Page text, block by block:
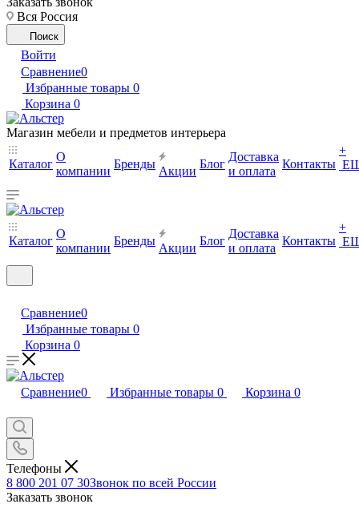
Вся Россия
Поиск
Войти
Сравнение0
Избранные товары 0
Корзина 0
Магазин мебели и предметов интерьера
Каталог
О
компании
Бренды
Акции
Блог
Доставка
и оплата
Контакты
+
Каталог
О
компании
Бренды
Акции
Блог
Доставка
и оплата
Контакты
+
Сравнение0
Избранные товары 0
Корзина 0
Сравнение0 Избранные товары 0 Корзина 0
Телефоны
8 800 201 07 30Звонок по всей России
Заказать звонок